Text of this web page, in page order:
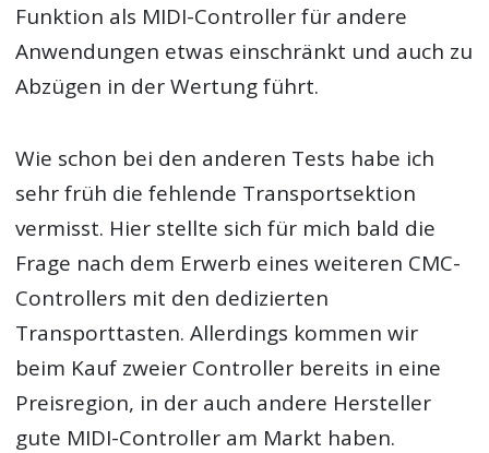
Funktion als MIDI-Controller für andere
Anwendungen etwas einschränkt und auch zu
Abzügen in der Wertung führt.
Wie schon bei den anderen Tests habe ich
sehr früh die fehlende Transportsektion
vermisst. Hier stellte sich für mich bald die
Frage nach dem Erwerb eines weiteren CMC-
Controllers mit den dedizierten
Transporttasten. Allerdings kommen wir
beim Kauf zweier Controller bereits in eine
Preisregion, in der auch andere Hersteller
gute MIDI-Controller am Markt haben.